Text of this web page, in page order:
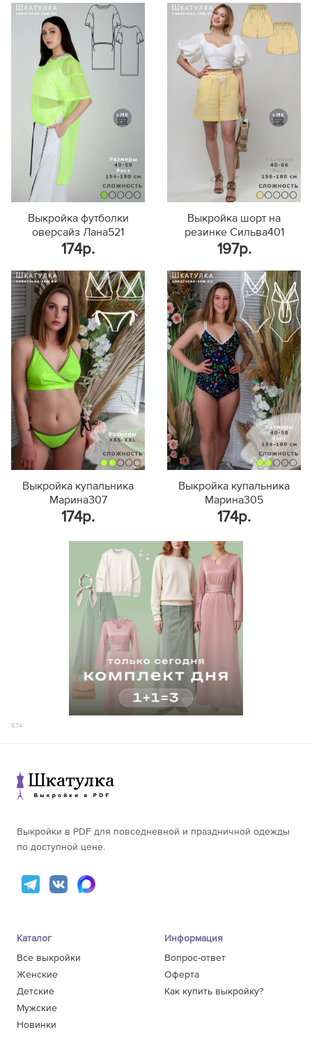
Выкройка футболки
оверсайз Лана521
174р.
Выкройка шорт на
резинке Сильва401
197р.
Выкройка купальника
Марина307
174р.
Выкройка купальника
Марина305
174р.
674
Выкройки в PDF для повседневной и праздничной одежды
по доступной цене.
Каталог
Все выкройки
Женские
Детские
Мужские
Новинки
Информация
Вопрос-ответ
Оферта
Как купить выкройку?